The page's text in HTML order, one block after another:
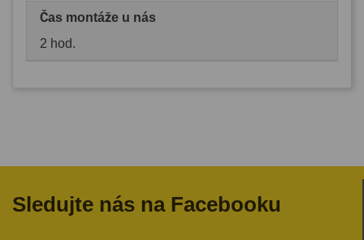
Čas montáže u nás
2 hod.
Sledujte nás na Facebooku